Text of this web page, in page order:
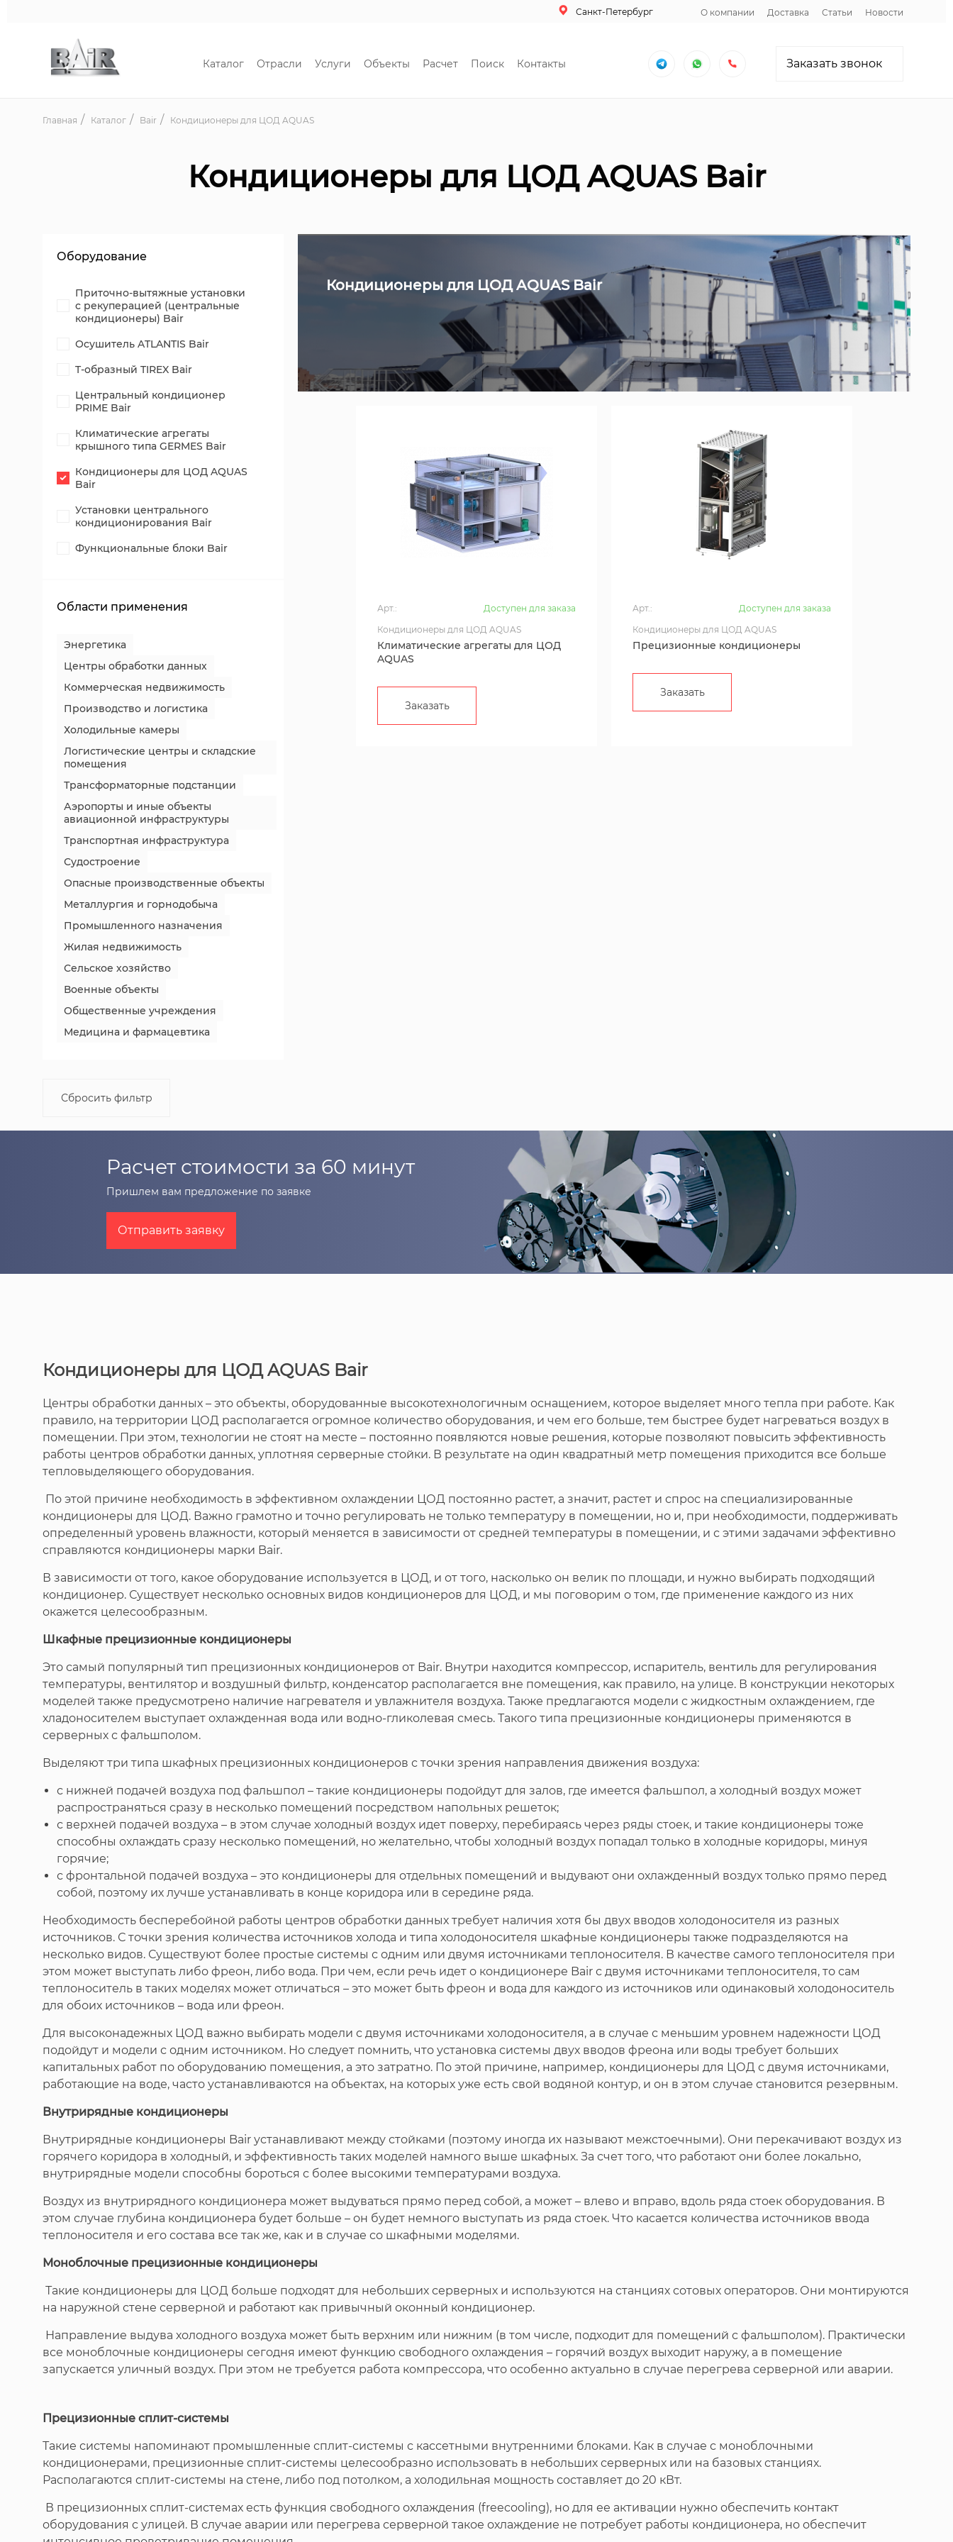
О компании Доставка Статьи Новости
Санкт-Петербург
Каталог Отрасли Услуги Объекты Расчет Поиск Контакты Заказать звонок
Главная Каталог Bair Кондиционеры для ЦОД AQUAS
Кондиционеры для ЦОД AQUAS Bair
Оборудование
Приточно-вытяжные установки
с рекуперацией (центральные
кондиционеры) Bair
Осушитель ATLANTIS Bair
T-образный TIREX Bair
Центральный кондиционер
PRIME Bair
Климатические агрегаты
крышного типа GERMES Bair
Кондиционеры для ЦОД AQUAS
Bair
Установки центрального
кондиционирования Bair
Функциональные блоки Bair
Области применения
Энергетика
Центры обработки данных
Коммерческая недвижимость
Производство и логистика
Холодильные камеры
Логистические центры и складские
помещения
Трансформаторные подстанции
Аэропорты и иные объекты
авиационной инфраструктуры
Транспортная инфраструктура
Судостроение
Опасные производственные объекты
Металлургия и горнодобыча
Промышленного назначения
Жилая недвижимость
Сельское хозяйство
Военные объекты
Общественные учреждения
Медицина и фармацевтика
Сбросить фильтр
Кондиционеры для ЦОД AQUAS Bair
Арт.:
Доступен для заказа
Кондиционеры для ЦОД AQUAS
Климатические агрегаты для ЦОД
AQUAS
Заказать
Арт.:
Доступен для заказа
Кондиционеры для ЦОД AQUAS
Прецизионные кондиционеры
Заказать
Расчет стоимости за 60 минут
Пришлем вам предложение по заявке
Отправить заявку
Кондиционеры для ЦОД AQUAS Bair
Центры обработки данных – это объекты, оборудованные высокотехнологичным оснащением, которое выделяет много тепла при работе. Как
правило, на территории ЦОД располагается огромное количество оборудования, и чем его больше, тем быстрее будет нагреваться воздух в
помещении. При этом, технологии не стоят на месте – постоянно появляются новые решения, которые позволяют повысить эффективность
работы центров обработки данных, уплотняя серверные стойки. В результате на один квадратный метр помещения приходится все больше
тепловыделяющего оборудования.
По этой причине необходимость в эффективном охлаждении ЦОД постоянно растет, а значит, растет и спрос на специализированные
кондиционеры для ЦОД. Важно грамотно и точно регулировать не только температуру в помещении, но и, при необходимости, поддерживать
определенный уровень влажности, который меняется в зависимости от средней температуры в помещении, и с этими задачами эффективно
справляются кондиционеры марки Bair.
В зависимости от того, какое оборудование используется в ЦОД, и от того, насколько он велик по площади, и нужно выбирать подходящий
кондиционер. Существует несколько основных видов кондиционеров для ЦОД, и мы поговорим о том, где применение каждого из них
окажется целесообразным.
Шкафные прецизионные кондиционеры
Это самый популярный тип прецизионных кондиционеров от Bair. Внутри находится компрессор, испаритель, вентиль для регулирования
температуры, вентилятор и воздушный фильтр, конденсатор располагается вне помещения, как правило, на улице. В конструкции некоторых
моделей также предусмотрено наличие нагревателя и увлажнителя воздуха. Также предлагаются модели с жидкостным охлаждением, где
хладоносителем выступает охлажденная вода или водно-гликолевая смесь. Такого типа прецизионные кондиционеры применяются в
серверных с фальшполом.
Выделяют три типа шкафных прецизионных кондиционеров с точки зрения направления движения воздуха:
с нижней подачей воздуха под фальшпол – такие кондиционеры подойдут для залов, где имеется фальшпол, а холодный воздух может
распространяться сразу в несколько помещений посредством напольных решеток;
с верхней подачей воздуха – в этом случае холодный воздух идет поверху, перебираясь через ряды стоек, и такие кондиционеры тоже
способны охлаждать сразу несколько помещений, но желательно, чтобы холодный воздух попадал только в холодные коридоры, минуя
горячие;
с фронтальной подачей воздуха – это кондиционеры для отдельных помещений и выдувают они охлажденный воздух только прямо перед
собой, поэтому их лучше устанавливать в конце коридора или в середине ряда.
Необходимость бесперебойной работы центров обработки данных требует наличия хотя бы двух вводов холодоносителя из разных
источников. С точки зрения количества источников холода и типа холодоносителя шкафные кондиционеры также подразделяются на
несколько видов. Существуют более простые системы с одним или двумя источниками теплоносителя. В качестве самого теплоносителя при
этом может выступать либо фреон, либо вода. При чем, если речь идет о кондиционере Bair с двумя источниками теплоносителя, то сам
теплоноситель в таких моделях может отличаться – это может быть фреон и вода для каждого из источников или одинаковый холодоноситель
для обоих источников – вода или фреон.
Для высоконадежных ЦОД важно выбирать модели с двумя источниками холодоносителя, а в случае с меньшим уровнем надежности ЦОД
подойдут и модели с одним источником. Но следует помнить, что установка системы двух вводов фреона или воды требует больших
капитальных работ по оборудованию помещения, а это затратно. По этой причине, например, кондиционеры для ЦОД с двумя источниками,
работающие на воде, часто устанавливаются на объектах, на которых уже есть свой водяной контур, и он в этом случае становится резервным.
Внутрирядные кондиционеры
Внутрирядные кондиционеры Bair устанавливают между стойками (поэтому иногда их называют межстоечными). Они перекачивают воздух из
горячего коридора в холодный, и эффективность таких моделей намного выше шкафных. За счет того, что работают они более локально,
внутрирядные модели способны бороться с более высокими температурами воздуха.
Воздух из внутрирядного кондиционера может выдуваться прямо перед собой, а может – влево и вправо, вдоль ряда стоек оборудования. В
этом случае глубина кондиционера будет больше – он будет немного выступать из ряда стоек. Что касается количества источников ввода
теплоносителя и его состава все так же, как и в случае со шкафными моделями.
Моноблочные прецизионные кондиционеры
Такие кондиционеры для ЦОД больше подходят для небольших серверных и используются на станциях сотовых операторов. Они монтируются
на наружной стене серверной и работают как привычный оконный кондиционер.
Направление выдува холодного воздуха может быть верхним или нижним (в том числе, подходит для помещений с фальшполом). Практически
все моноблочные кондиционеры сегодня имеют функцию свободного охлаждения – горячий воздух выходит наружу, а в помещение
запускается уличный воздух. При этом не требуется работа компрессора, что особенно актуально в случае перегрева серверной или аварии.
Прецизионные сплит-системы
Такие системы напоминают промышленные сплит-системы с кассетными внутренними блоками. Как в случае с моноблочными
кондиционерами, прецизионные сплит-системы целесообразно использовать в небольших серверных или на базовых станциях.
Располагаются сплит-системы на стене, либо под потолком, а холодильная мощность составляет до 20 кВт.
В прецизионных сплит-системах есть функция свободного охлаждения (freecooling), но для ее активации нужно обеспечить контакт
оборудования с улицей. В случае аварии или перегрева серверной такое охлаждение не потребует работы кондиционера, но обеспечит